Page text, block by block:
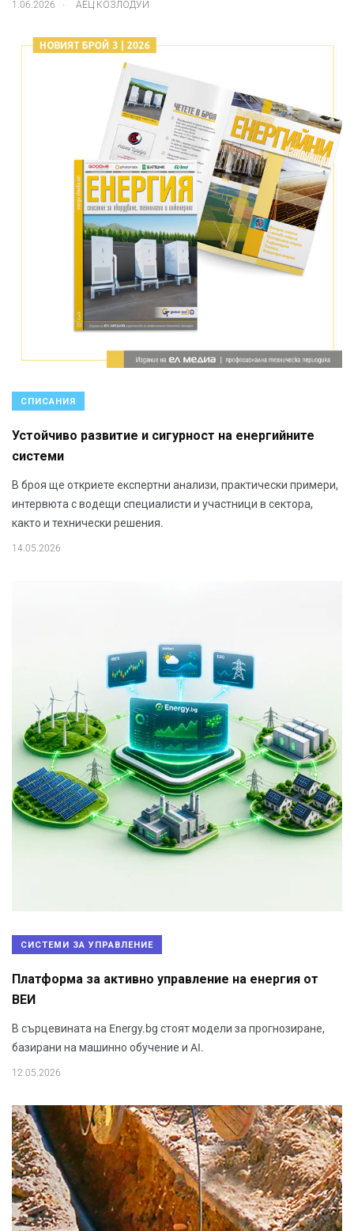
1.06.2026 АЕЦ КОЗЛОДУЙ
СПИСАНИЯ
Устойчиво развитие и сигурност на енергийните
системи
В броя ще откриете експертни анализи, практически примери,
интервюта с водещи специалисти и участници в сектора,
както и технически решения.
14.05.2026
СИСТЕМИ ЗА УПРАВЛЕНИЕ
Платформа за активно управление на енергия от
ВЕИ
В сърцевината на Energy.bg стоят модели за прогнозиране,
базирани на машинно обучение и AI.
12.05.2026